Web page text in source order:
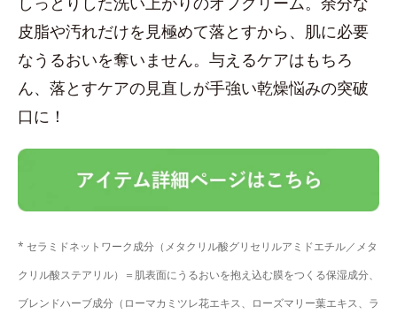
皮脂や汚れだけを見極めて落とすから、肌に必要
なうるおいを奪いません。与えるケアはもちろ
ん、落とすケアの見直しが手強い乾燥悩みの突破
口に！
* セラミドネットワーク成分（メタクリル酸グリセリルアミドエチル／メタ
クリル酸ステアリル）＝肌表面にうるおいを抱え込む膜をつくる保湿成分、
ブレンドハーブ成分（ローマカミツレ花エキス、ローズマリー葉エキス、ラ